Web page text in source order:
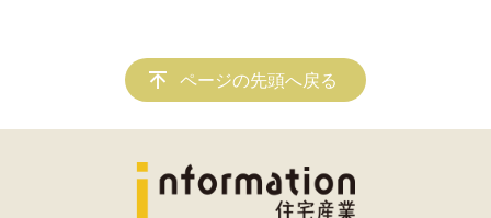
ページの先頭へ戻る